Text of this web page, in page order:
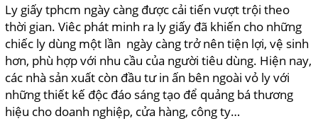
Ly giấy tphcm ngày càng được cải tiến vượt trội theo
thời gian. Viêc phát minh ra ly giấy đã khiến cho những
chiếc ly dùng một lần ngày càng trở nên tiện lợi, vệ sinh
hơn, phù hợp với nhu cầu của người tiêu dùng. Hiện nay,
các nhà sản xuất còn đầu tư in ấn bên ngoài vỏ ly với
những thiết kế độc đáo sáng tạo để quảng bá thương
hiệu cho doanh nghiệp, cửa hàng, công ty…